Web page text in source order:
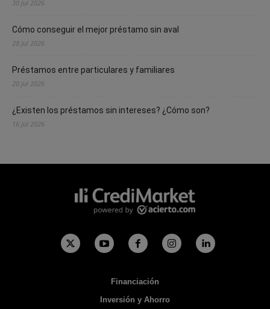
30 Jul 2026
Cómo conseguir el mejor préstamo sin aval
28 Jul 2026
Préstamos entre particulares y familiares
20 Jul 2026
¿Existen los préstamos sin intereses? ¿Cómo son?
16 Jul 2026
Financiación
Inversión y Ahorro